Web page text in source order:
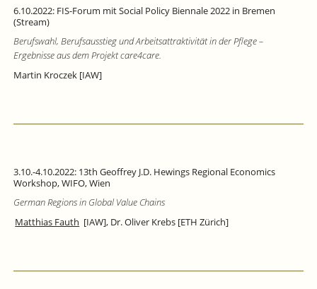
6.10.2022: FIS-Forum mit Social Policy Biennale 2022 in Bremen
(Stream)
Berufswahl, Berufsausstieg und Arbeitsattraktivität in der Pflege –
Ergebnisse aus dem Projekt care4care.
Martin Kroczek [IAW]
3.10.-4.10.2022: 13th Geoffrey J.D. Hewings Regional Economics
Workshop, WIFO, Wien
German Regions in Global Value Chains
Matthias Fauth [IAW], Dr. Oliver Krebs [ETH Zürich]